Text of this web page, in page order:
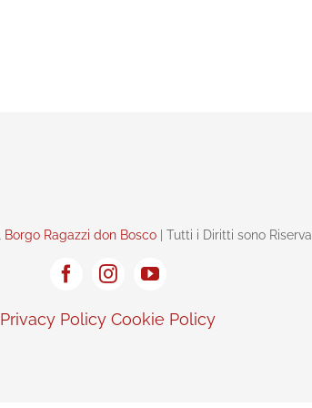
Borgo Ragazzi don Bosco| Tutti i Diritti sono
Privacy Policy Cookie Policy